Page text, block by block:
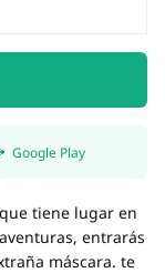
Google Play
tiene lugar en
entrarás
máscara. te